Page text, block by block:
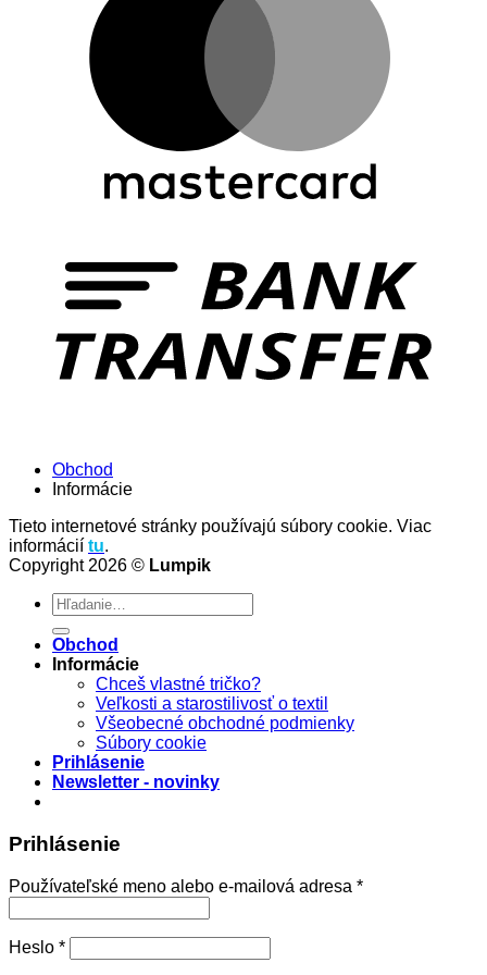
Obchod
Informácie
Tieto internetové stránky používajú súbory cookie. Viac
informácií tu.
Copyright 2026 © Lumpik
Hľadať:
Obchod
Informácie
Chceš vlastné tričko?
Veľkosti a starostilivosť o textil
Všeobecné obchodné podmienky
Súbory cookie
Prihlásenie
Newsletter - novinky
Prihlásenie
Používateľské meno alebo e-mailová adresa *Povinné
Heslo *Povinné